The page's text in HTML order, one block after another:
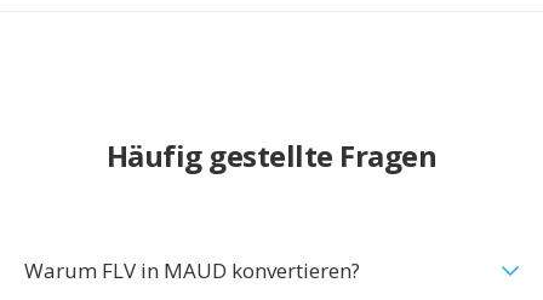
Häufig gestellte Fragen
Warum FLV in MAUD konvertieren?